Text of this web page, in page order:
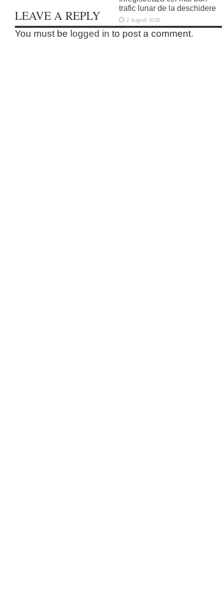
trafic lunar de la deschidere
2 August 2026
LEAVE A REPLY
You must be logged in to post a comment.